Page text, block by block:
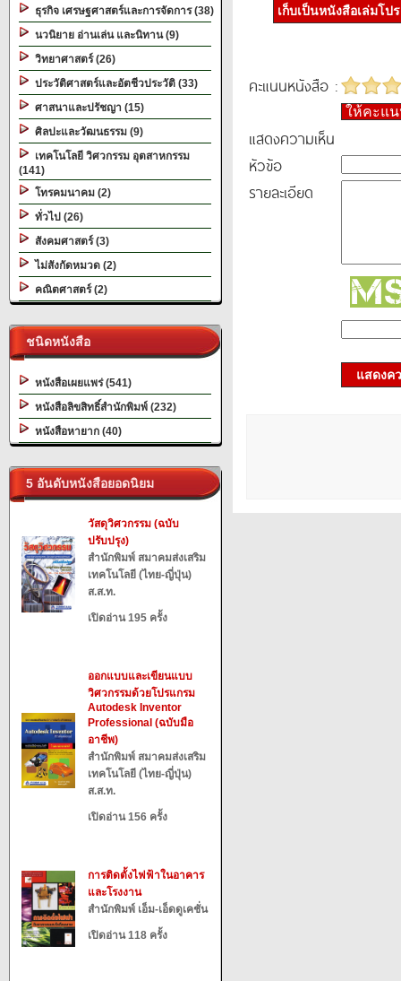
ธุรกิจ เศรษฐศาสตร์และการจัดการ (38)
นวนิยาย อ่านเล่น และนิทาน (9)
วิทยาศาสตร์ (26)
ประวัติศาสตร์และอัตชีวประวัติ (33)
ศาสนาและปรัชญา (15)
ศิลปะและวัฒนธรรม (9)
เทคโนโลยี วิศวกรรม อุตสาหกรรม
(141)
โทรคมนาคม (2)
ทั่วไป (26)
สังคมศาสตร์ (3)
ไม่สังกัดหมวด (2)
คณิตศาสตร์ (2)
ชนิดหนังสือ
หนังสือเผยแพร่ (541)
หนังสือลิขสิทธิ์สำนักพิมพ์ (232)
หนังสือหายาก (40)
5 อันดับหนังสือยอดนิยม
วัสดุวิศวกรรม (ฉบับ
ปรับปรุง)
สำนักพิมพ์ สมาคมส่งเสริม
เทคโนโลยี (ไทย-ญี่ปุ่น)
ส.ส.ท.
เปิดอ่าน 195 ครั้ง
ออกแบบและเขียนแบบ
วิศวกรรมด้วยโปรแกรม
Autodesk Inventor
Professional (ฉบับมือ
อาชีพ)
สำนักพิมพ์ สมาคมส่งเสริม
เทคโนโลยี (ไทย-ญี่ปุ่น)
ส.ส.ท.
เปิดอ่าน 156 ครั้ง
การติดตั้งไฟฟ้าในอาคาร
และโรงงาน
สำนักพิมพ์ เอ็ม-เอ็ดดูเคชั่น
เปิดอ่าน 118 ครั้ง
เก็บเป็นหนังสือเล่มโป
คะแนนหนังสือ :
ให้คะแ
แสดงความเห็น
หัวข้อ
รายละเอียด
แสดงค